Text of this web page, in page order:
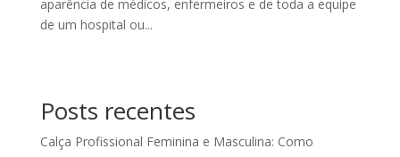
aparência de médicos, enfermeiros e de toda a equipe
de um hospital ou...
Posts recentes
Calça Profissional Feminina e Masculina: Como